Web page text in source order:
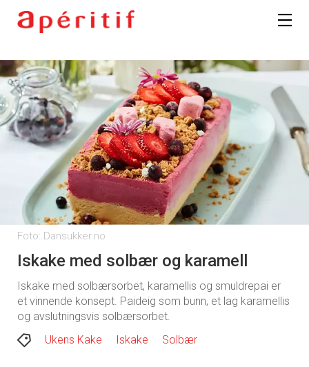
Foto: Dansukker.no
Iskake med solbær og karamell
Iskake med solbærsorbet, karamellis og smuldrepai er
et vinnende konsept. Paideig som bunn, et lag karamellis
og avslutningsvis solbærsorbet.
Ukens Kake
Iskake Solbær